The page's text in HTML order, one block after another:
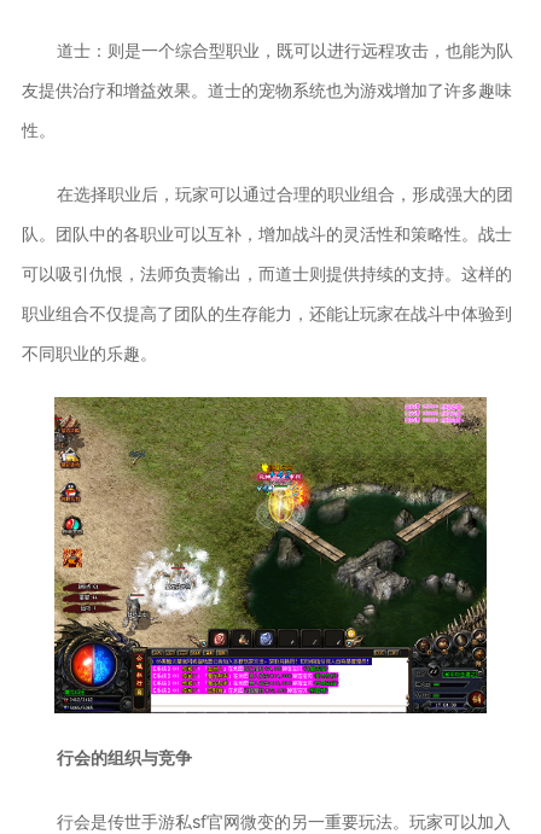
道士：则是一个综合型职业，既可以进行远程攻击，也能为队
友提供治疗和增益效果。道士的宠物系统也为游戏增加了许多趣味
性。
在选择职业后，玩家可以通过合理的职业组合，形成强大的团
队。团队中的各职业可以互补，增加战斗的灵活性和策略性。战士
可以吸引仇恨，法师负责输出，而道士则提供持续的支持。这样的
职业组合不仅提高了团队的生存能力，还能让玩家在战斗中体验到
不同职业的乐趣。
行会的组织与竞争
行会是传世手游私sf官网微变的另一重要玩法。玩家可以加入